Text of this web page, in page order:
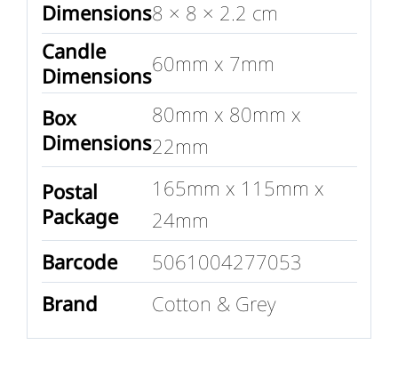
Dimensions8 × 8 × 2.2 cm
Candle
Dimensions60mm x 7mm
Box
Dimensions
80mm x 80mm x
22mm
Postal
Package
165mm x 115mm x
24mm
Barcode
5061004277053
Brand
Cotton & Grey